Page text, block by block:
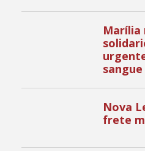
Marília
sangue
Nova
frete